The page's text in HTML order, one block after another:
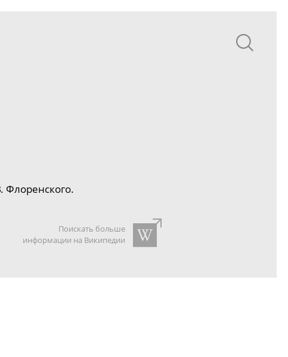
Флоренского.
Поискать больше
информации на Википедии